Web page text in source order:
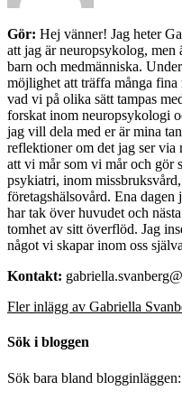
Gör: Hej vänner! Jag heter
att jag är neuropsykolog, men
barn och medmänniska.
möjlighet att träffa många
vad vi på olika sätt tampas
forskat inom neuropsykologi
jag vill dela med er är mina
reflektioner om det jag ser
att vi mår som vi mår och gör
psykiatri, inom
företagshälsovård. Ena
har tak över huvudet och
tomhet av sitt överflöd. Jag
något vi skapar inom oss
Kontakt:
Fler inlägg av Gabriella
Sök i bloggen
Sök bara bland blogginläggen: